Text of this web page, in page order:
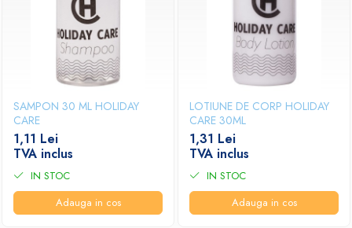
SAMPON 30 ML HOLIDAY
CARE
1,11 Lei
TVA inclus
IN STOC
Adauga in cos
LOTIUNE DE CORP HOLIDAY
CARE 30ML
1,31 Lei
TVA inclus
IN STOC
Adauga in cos